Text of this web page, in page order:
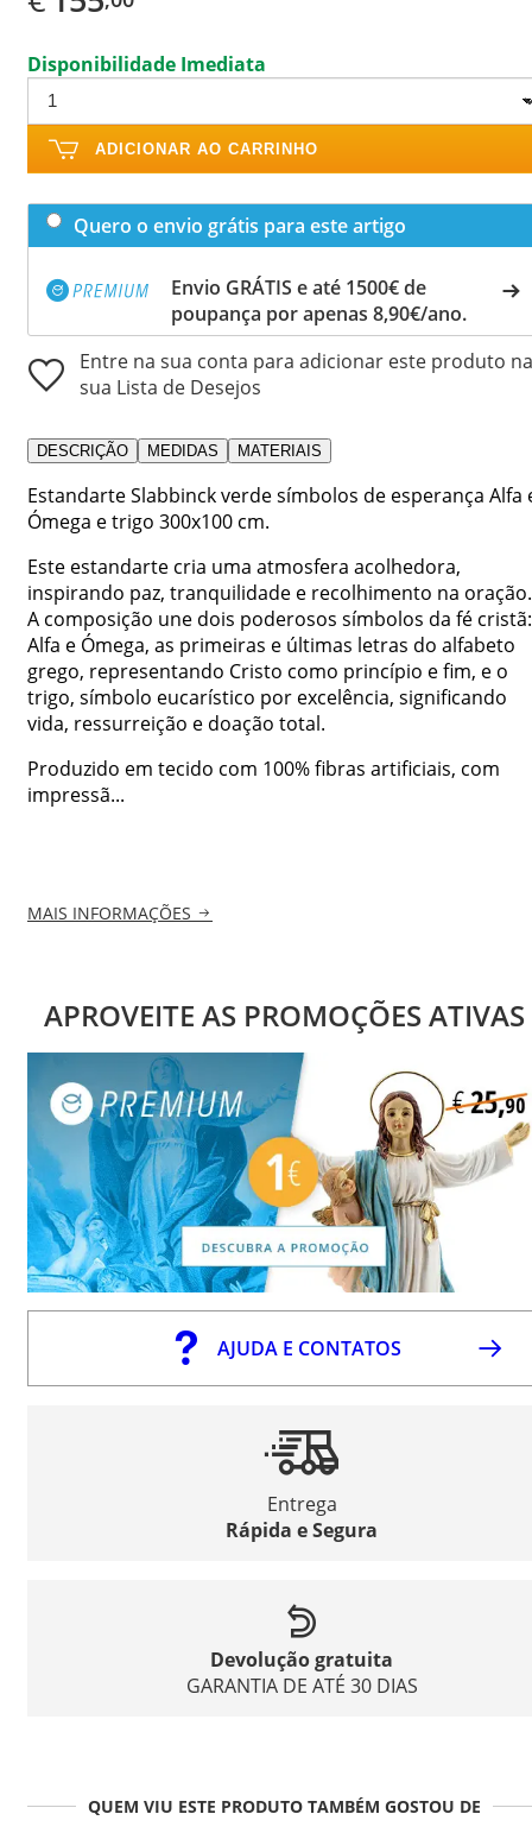
Disponibilidade Imediata
ADICIONAR AO CARRINHO
Quero o envio grátis para este artigo
Envio GRÁTIS e até 1500€ de
poupança por apenas 8,90€/ano.
Entre na sua conta para adicionar este produto na
sua Lista de Desejos
DESCRIÇÃO MEDIDAS MATERIAIS
Estandarte Slabbinck verde símbolos de esperança Alfa
Ómega e trigo 300x100 cm.
Este estandarte cria uma atmosfera acolhedora,
inspirando paz, tranquilidade e recolhimento na oração.
A composição une dois poderosos símbolos da fé cristã:
Alfa e Ómega, as primeiras e últimas letras do alfabeto
grego, representando Cristo como princípio e fim, e o
trigo, símbolo eucarístico por excelência, significando
vida, ressurreição e doação total.
Produzido em tecido com 100% fibras artificiais, com
impressã...
MAIS INFORMAÇÕES
APROVEITE AS PROMOÇÕES ATIVAS
AJUDA E CONTATOS
Entrega
Rápida e Segura
Devolução gratuita
GARANTIA DE ATÉ 30 DIAS
QUEM VIU ESTE PRODUTO TAMBÉM GOSTOU DE